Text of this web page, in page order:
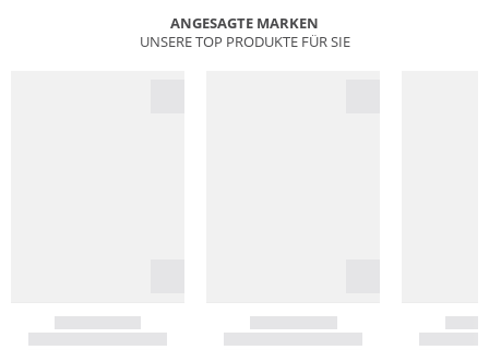
ANGESAGTE MARKEN
UNSERE TOP PRODUKTE FÜR SIE